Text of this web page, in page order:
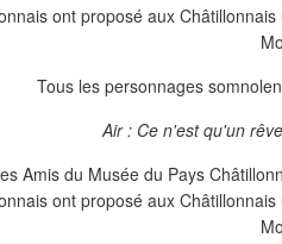
Tous les personnages
Air : Ce n'est qu'un